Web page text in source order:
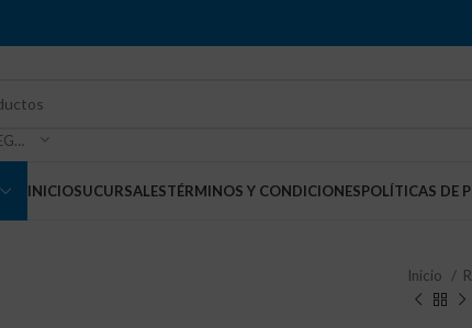
SELECCIONE LA CATEGORÍA
INICIOSUCURSALESTÉRMINOS Y CONDICIONESPOLÍTICAS DE
Inicio